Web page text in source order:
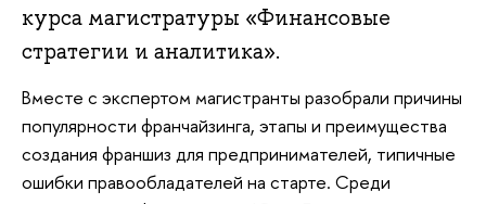
курса магистратуры «Финансовые
стратегии и аналитика».
Вместе с экспертом магистранты разобрали причины
популярности франчайзинга, этапы и преимущества
создания франшиз для предпринимателей, типичные
ошибки правообладателей на старте. Среди